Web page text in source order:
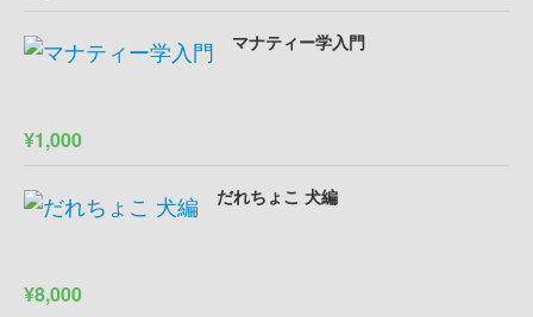
マナティー学入門
¥1,000
だれちょこ 犬編
¥8,000